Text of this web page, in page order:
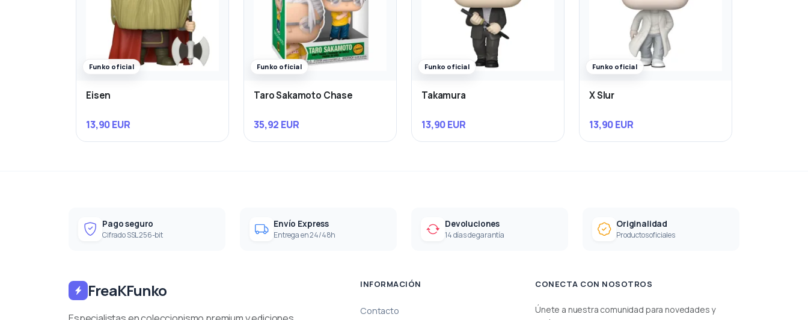
Funko oficial
Eisen
13,90 EUR
Funko oficial
Taro Sakamoto Chase
35,92 EUR
Funko oficial
Takamura
13,90 EUR
Funko oficial
X Slur
13,90 EUR
Pago seguro
Cifrado SSL 256-bit
Envío Express
Entrega en 24/48h
Devoluciones
14 días de garantía
Originalidad
Productos oficiales
FreaKFunko INFORMACIÓN
Contacto
CONECTA CON NOSOTROS
Únete a nuestra comunidad para novedades y